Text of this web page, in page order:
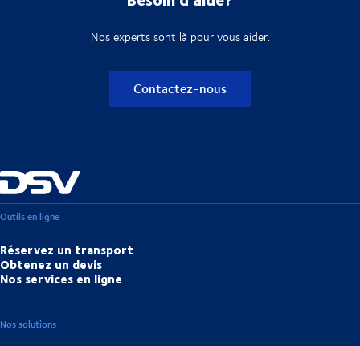
Nos experts sont là pour vous aider.
Contactez-nous
Outils en ligne
Réservez un transport
Obtenez un devis
Nos services en ligne
Nos solutions